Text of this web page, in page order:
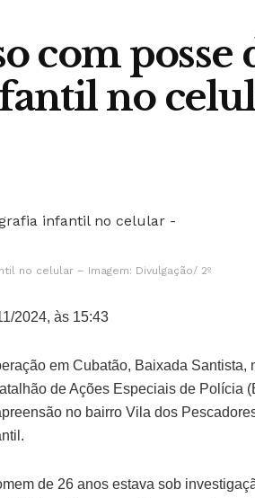
com posse
no
no celular – Imagem: Divulgação/ 2º
2024, às 15:43
em Cubatão, Baixada Santista,
de Ações Especiais de Polícia
no bairro Vila dos
de 26 anos estava sob